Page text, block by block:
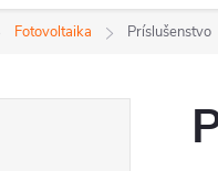
Fotovoltaika Príslušenstvo